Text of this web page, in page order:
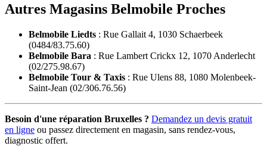
Autres Magasins Belmobile Proches
Belmobile Liedts : Rue Gallait 4, 1030 Schaerbeek
(0484/83.75.60)
Belmobile Bara : Rue Lambert Crickx 12, 1070 Anderlecht
(02/275.98.67)
Belmobile Tour & Taxis : Rue Ulens 88, 1080 Molenbeek-
Saint-Jean (02/306.76.56)
Besoin d'une réparation Bruxelles ? Demandez un devis gratuit
en ligne ou passez directement en magasin, sans rendez-vous,
diagnostic offert.